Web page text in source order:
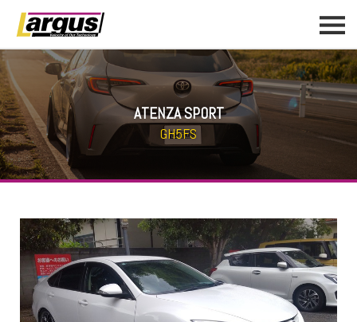
ATENZA SPORT
GH5FS